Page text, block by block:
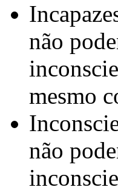
não
mesmo
não